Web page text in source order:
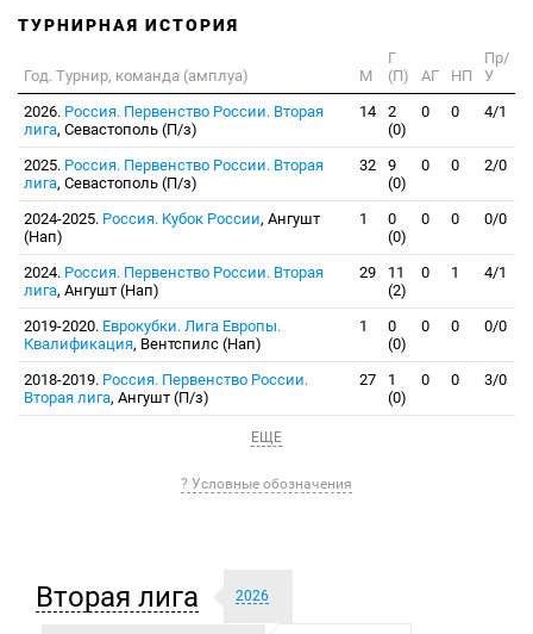
ТУРНИРНАЯ ИСТОРИЯ
Год. Турнир, команда (амплуа) М
Г
(П)
АГ НП
Пр/
У
2026. Россия. Первенство России. Вторая
лига, Севастополь (П/з)
14
2
(0)
0 0 4/1
2025. Россия. Первенство России. Вторая
лига, Севастополь (П/з)
32
9
(0)
0 0 2/0
2024-2025. Россия. Кубок России, Ангушт
(Нап)
1
0
(0)
0 0 0/0
2024. Россия. Первенство России. Вторая
лига, Ангушт (Нап)
29
11
(2)
0 1 4/1
2019-2020. Еврокубки. Лига Европы.
Квалификация, Вентспилс (Нап)
1
0
(0)
0 0 0/0
2018-2019. Россия. Первенство России.
Вторая лига, Ангушт (П/з)
27
1
(0)
0 0 3/0
ЕЩЕ
? Условные обозначения
Вторая лига 2026